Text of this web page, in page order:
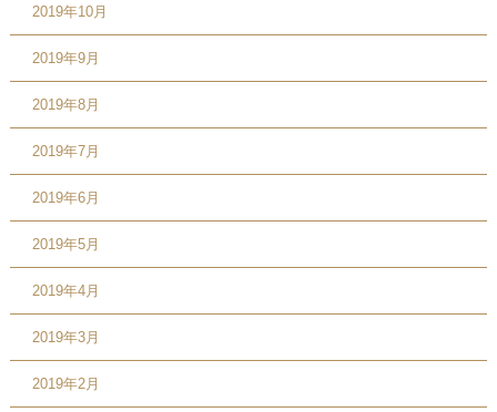
2019年10月
2019年9月
2019年8月
2019年7月
2019年6月
2019年5月
2019年4月
2019年3月
2019年2月